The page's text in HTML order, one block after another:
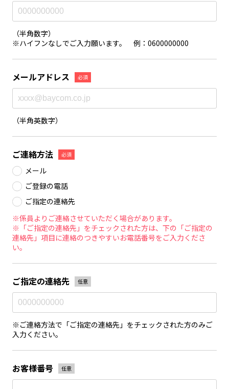
（半角数字）
※ハイフンなしでご入力願います。 例：0600000000
メールアドレス 必須
（半角英数字）
ご連絡方法 必須
メール
ご登録の電話
ご指定の連絡先
※係員よりご連絡させていただく場合があります。
※「ご指定の連絡先」をチェックされた方は、下の「ご指定の
連絡先」項目に連絡のつきやすいお電話番号をご入力くださ
い。
ご指定の連絡先 任意
※ご連絡方法で「ご指定の連絡先」をチェックされた方のみご
入力ください。
お客様番号 任意